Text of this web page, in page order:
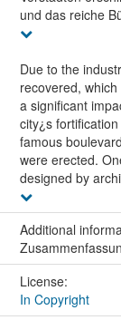
und das reiche
Due to the
recovered,
a significant
city¿s
famous
were erected.
designed by
Additional
License:
In Copyright